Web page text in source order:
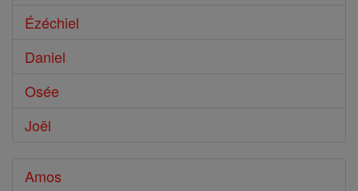
Ézéchiel
Daniel
Osée
Joël
Amos